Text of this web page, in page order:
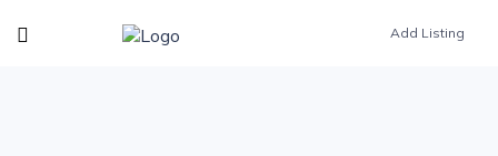
Add Listing